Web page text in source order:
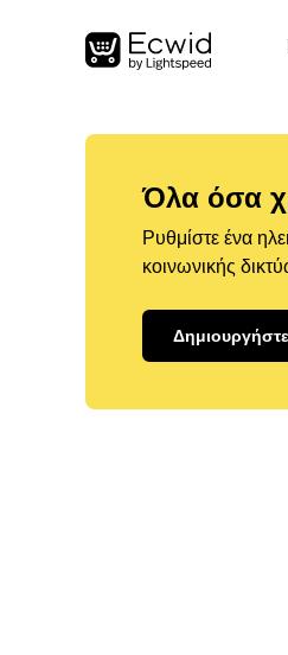
Όλα όσα
Ρυθμίστε ένα
κοινωνικής